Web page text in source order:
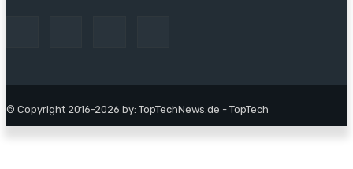
© Copyright 2016-2026 by: TopTechNews.de - TopTech